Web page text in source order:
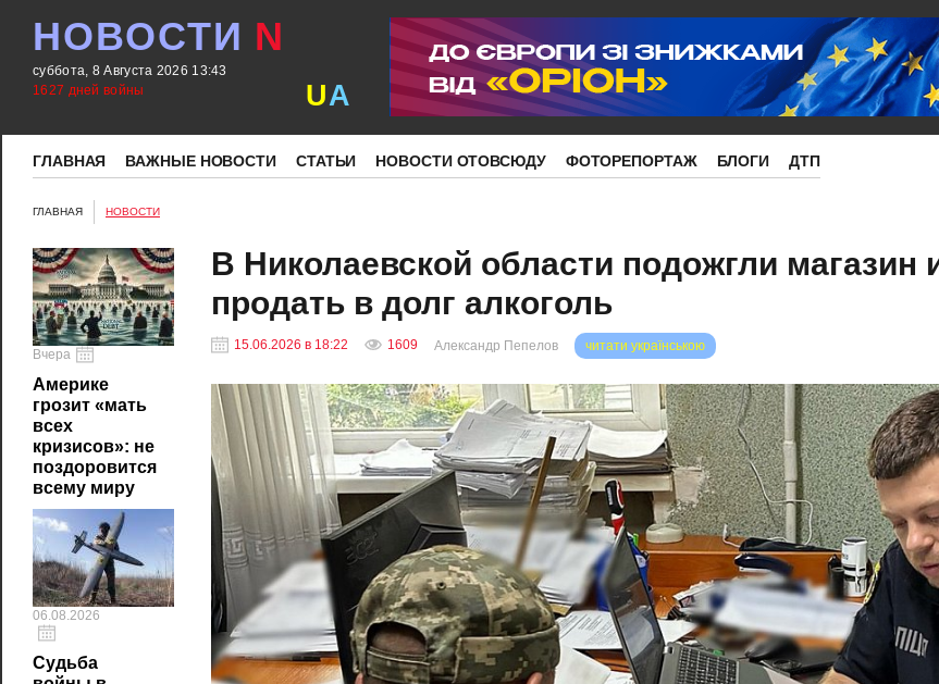
НОВОСТИ N
суббота, 8 Августа 2026 13:43
1627 дней войны
UA
ГЛАВНАЯ ВАЖНЫЕ НОВОСТИ СТАТЬИ НОВОСТИ ОТОВСЮДУ ФОТОРЕПОРТАЖ БЛОГИ ДТП
ГЛАВНАЯ НОВОСТИ
Вчера
Америке
грозит «мать
всех
кризисов»: не
поздоровится
всему миру
06.08.2026
Судьба
В Николаевской области подожгли магазин
продать в долг алкоголь
15.06.2026 в 18:22 1609 читати українською
Александр Пепелов